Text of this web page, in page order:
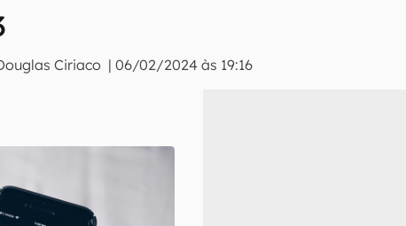
Ciriaco |06/02/2024 às 19:16
do mundo tech!
e receba notícias e reviews sobre tecnologia em primeira
com os Termos de Uso e Política de Privacidade do Canaltech.